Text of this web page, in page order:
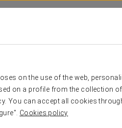
on the use of the web,
on a profile from the collection
You can accept all cookies
Cookies policy
открывается прекрасный
хорошо оснащены
идеально подходящих